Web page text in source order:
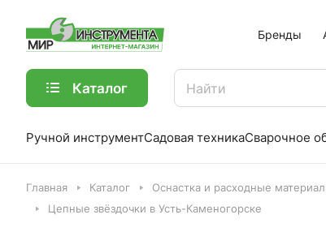
Бренды
Каталог
Ручной инструментСадовая техникаСварочное
Главная Каталог Оснастка и расходные
Цепные звёздочки в Усть-Каменогорске